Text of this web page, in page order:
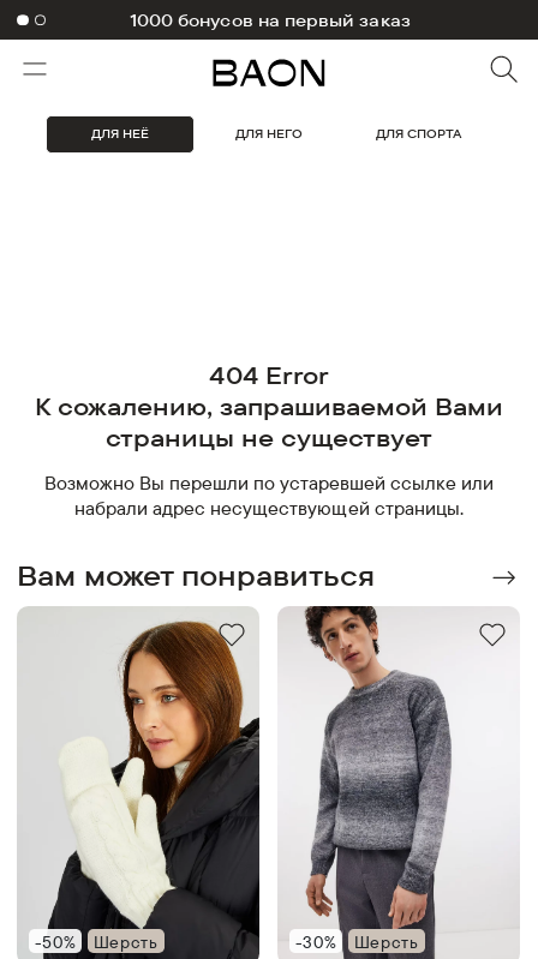
1000 бонусов на первый заказ
-10% на первый заказ в приложении
ДЛЯ НЕЁ ДЛЯ НЕГО ДЛЯ СПОРТА
404 Error
К сожалению, запрашиваемой Вами
страницы не существует
Возможно Вы перешли по устаревшей ссылке или
набрали адрес несуществующей страницы.
Вам может понравиться
-50% Шерсть -30% Шерсть